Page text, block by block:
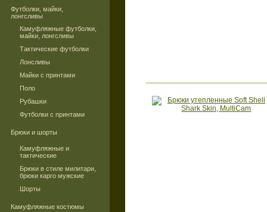
Футболки, майки,
лонгсливы
Камуфляжные футболки,
майки, лонгсливы
Тактические футболки
Лонсливы
Майки с принтами
Поло
Рубашки
Футболки с принтами
Брюки и шорты
Камуфляжные и
тактические
Брюки в стиле милитари,
брюки карго мужские
Шорты
Камуфляжные костюмы